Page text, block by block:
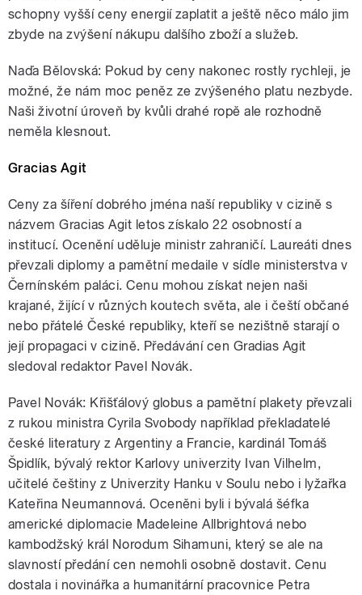
schopny vyšší ceny energií zaplatit a ještě něco málo jim
zbyde na zvýšení nákupu dalšího zboží a služeb.
Naďa Bělovská: Pokud by ceny nakonec rostly rychleji, je
možné, že nám moc peněz ze zvýšeného platu nezbyde.
Naši životní úroveň by kvůli drahé ropě ale rozhodně
neměla klesnout.
Gracias Agit
Ceny za šíření dobrého jména naší republiky v cizině s
názvem Gracias Agit letos získalo 22 osobností a
institucí. Ocenění uděluje ministr zahraničí. Laureáti dnes
převzali diplomy a pamětní medaile v sídle ministerstva v
Černínském paláci. Cenu mohou získat nejen naši
krajané, žijící v různých koutech světa, ale i čeští občané
nebo přátelé České republiky, kteří se nezištně starají o
její propagaci v cizině. Předávání cen Gradias Agit
sledoval redaktor Pavel Novák.
Pavel Novák: Křišťálový globus a pamětní plakety převzali
z rukou ministra Cyrila Svobody například překladatelé
české literatury z Argentiny a Francie, kardinál Tomáš
Špidlík, bývalý rektor Karlovy univerzity Ivan Vilhelm,
učitelé češtiny z Univerzity Hanku v Soulu nebo i lyžařka
Kateřina Neumannová. Oceněni byli i bývalá šéfka
americké diplomacie Madeleine Allbrightová nebo
kambodžský král Norodum Sihamuni, který se ale na
slavností předání cen nemohli osobně dostavit. Cenu
dostala i novinářka a humanitární pracovnice Petra